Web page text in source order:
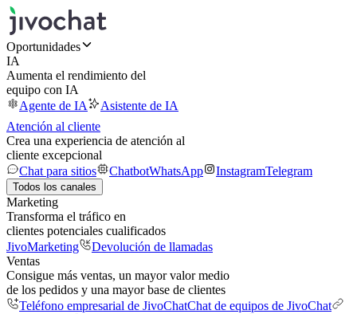
Oportunidades
IA
Aumenta el rendimiento del
equipo con IA
Agente de IA
Asistente de IA
Atención al cliente
Crea una experiencia de atención al
cliente excepcional
Chat para sitios
ChatbotWhatsApp InstagramTelegram
Todos los canales
Marketing
Transforma el tráfico en
clientes potenciales cualificados
JivoMarketing
Devolución de llamadas
Ventas
Consigue más ventas, un mayor valor medio
de los pedidos y una mayor base de clientes
Teléfono empresarial de JivoChatChat de equipos de JivoChat